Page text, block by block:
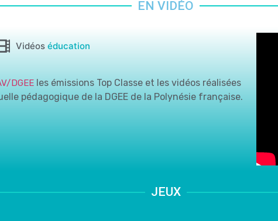
EN VIDÉO
Vidéos éducation
DGEE les émissions Top Classe et les vidéos réalisées
pédagogique de la DGEE de la Polynésie française.
JEUX